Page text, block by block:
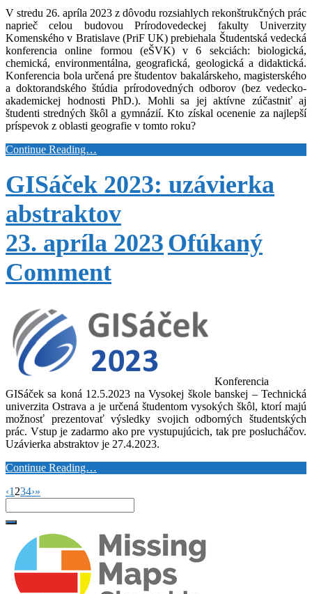
V stredu 26. apríla 2023 z dôvodu rozsiahlych rekonštrukčných prác
naprieč celou budovou Prírodovedeckej fakulty Univerzity
Komenského v Bratislave (PriF UK) prebiehala Študentská vedecká
konferencia online formou (eŠVK) v 6 sekciách: biologická,
chemická, environmentálna, geografická, geologická a didaktická.
Konferencia bola určená pre študentov bakalárskeho, magisterského
a doktorandského štúdia prírodovedných odborov (bez vedecko-
akademickej hodnosti PhD.). Mohli sa jej aktívne zúčastniť aj
študenti stredných škôl a gymnázií. Kto získal ocenenie za najlepší
príspevok z oblasti geografie v tomto roku?
Continue Reading…
GISáček 2023: uzávierka
abstraktov
23. apríla 2023 Ofúkaný
Comment
Konferencia
GISáček sa koná 12.5.2023 na Vysokej škole banskej – Technická
univerzita Ostrava a je určená študentom vysokých škôl, ktorí majú
možnosť prezentovať výsledky svojich odborných študentských
prác. Vstup je zadarmo ako pre vystupujúcich, tak pre poslucháčov.
Uzávierka abstraktov je 27.4.2023.
Continue Reading…
‹1 234›»
for: